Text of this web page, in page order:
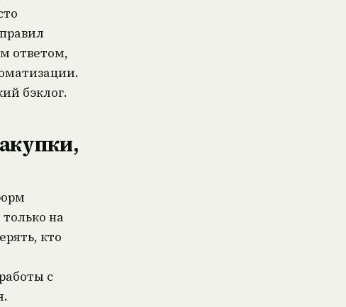
ответом,
бэклог.
на
кто
с